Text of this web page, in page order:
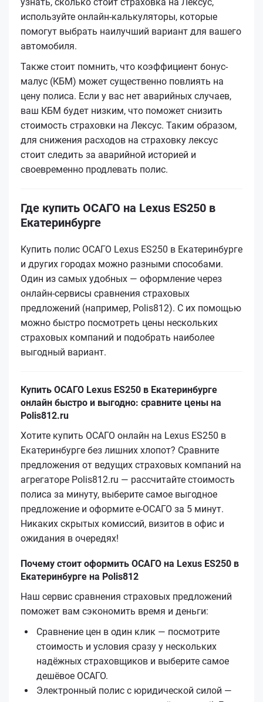
используйте онлайн-калькуляторы, которые
помогут выбрать наилучший вариант для вашего
автомобиля.
Также стоит помнить, что коэффициент бонус-
малус (КБМ) может существенно повлиять на
цену полиса. Если у вас нет аварийных случаев,
ваш КБМ будет низким, что поможет снизить
стоимость страховки на Лексус. Таким образом,
для снижения расходов на страховку лексус
стоит следить за аварийной историей и
своевременно продлевать полис.
Где купить ОСАГО на Lexus ES250 в
Екатеринбурге
Купить полис ОСАГО Lexus ES250 в Екатеринбурге
и других городах можно разными способами.
Один из самых удобных — оформление через
онлайн-сервисы сравнения страховых
предложений (например, Polis812). С их помощью
можно быстро посмотреть цены нескольких
страховых компаний и подобрать наиболее
выгодный вариант.
Купить ОСАГО Lexus ES250 в Екатеринбурге
онлайн быстро и выгодно: сравните цены на
Polis812.ru
Хотите купить ОСАГО онлайн на Lexus ES250 в
Екатеринбурге без лишних хлопот? Сравните
предложения от ведущих страховых компаний на
агрегаторе Polis812.ru — рассчитайте стоимость
полиса за минуту, выберите самое выгодное
предложение и оформите е‑ОСАГО за 5 минут.
Никаких скрытых комиссий, визитов в офис и
ожидания в очередях!
Почему стоит оформить ОСАГО на Lexus ES250 в
Екатеринбурге на Polis812
Наш сервис сравнения страховых предложений
поможет вам сэкономить время и деньги:
Сравнение цен в один клик — посмотрите
стоимость и условия сразу у нескольких
надёжных страховщиков и выберите самое
дешёвое ОСАГО.
Электронный полис с юридической силой —